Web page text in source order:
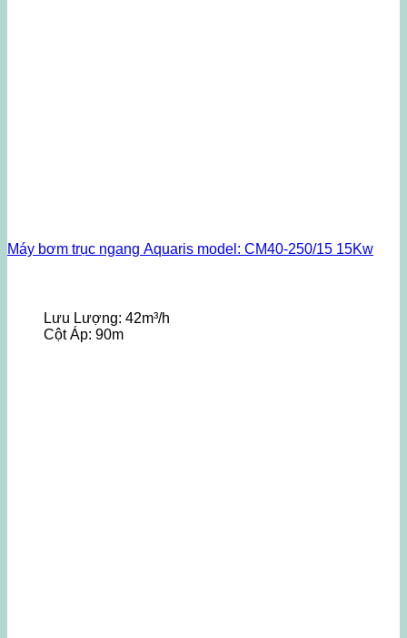
Máy bơm trục ngang Aquaris model: CM40-250/15 15Kw
Lưu Lượng: 42m³/h
Cột Áp: 90m